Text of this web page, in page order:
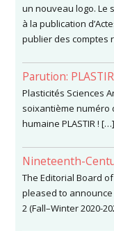
un nouveau logo. Le
à la publication
publier des comptes
Parution:
Plasticités Sciences
soixantième numéro
humaine PLASTIR ! […]
Nineteenth-
The Editorial Board
pleased to
2 (Fall–Winter 2020-